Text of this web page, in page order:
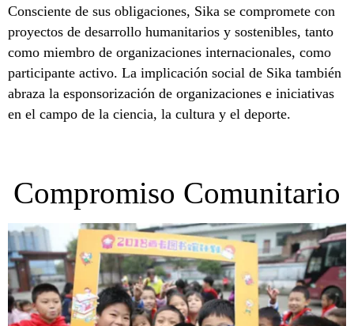
Consciente de sus obligaciones, Sika se compromete con
proyectos de desarrollo humanitarios y sostenibles, tanto
como miembro de organizaciones internacionales, como
participante activo. La implicación social de Sika también
abraza la esponsorización de organizaciones e iniciativas
en el campo de la ciencia, la cultura y el deporte.
Compromiso Comunitario